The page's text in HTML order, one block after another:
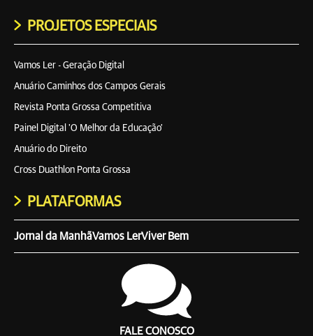
PROJETOS ESPECIAIS
Vamos Ler - Geração Digital
Anuário Caminhos dos Campos Gerais
Revista Ponta Grossa Competitiva
Painel Digital 'O Melhor da Educação'
Anuário do Direito
Cross Duathlon Ponta Grossa
PLATAFORMAS
Jornal da ManhãVamos LerViver Bem
FALE CONOSCO